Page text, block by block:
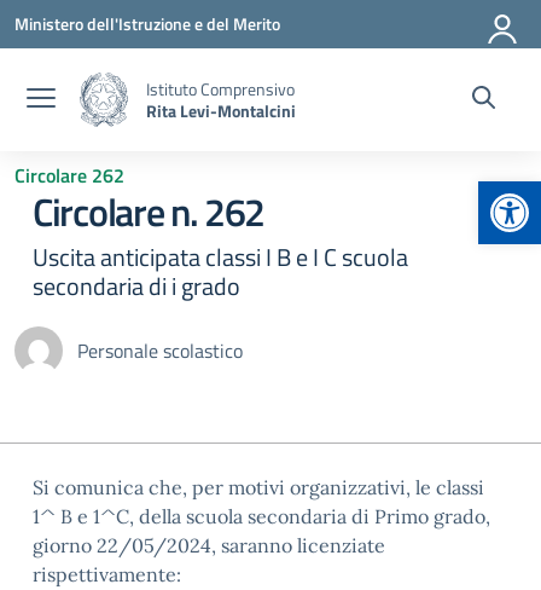
Vai ai contenuti
Vai al menu di navigazione
Vai al footer
Ministero dell'Istruzione e del Merito
Istituto Comprensivo
Rita Levi-Montalcini
Circolare 262
Circolare n. 262
Uscita anticipata classi I B e I C scuola
secondaria di i grado
Personale scolastico
Si comunica che, per motivi organizzativi, le classi
1^ B e 1^C, della scuola secondaria di Primo grado,
giorno 22/05/2024, saranno licenziate
rispettivamente: